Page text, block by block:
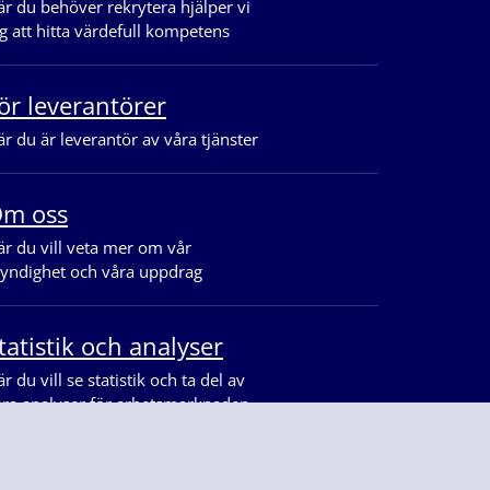
du behöver rekrytera hjälper vi
att hitta värdefull kompetens
leverantörer
du är leverantör av våra tjänster
oss
du vill veta mer om vår
och våra uppdrag
och analyser
du vill se statistik och ta del av
analyser för arbetsmarknaden